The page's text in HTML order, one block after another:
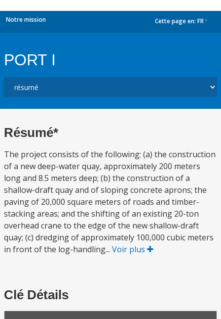
Notre mission Cette page en: FR
PORT I
Résumé*
The project consists of the following: (a) the construction
of a new deep-water quay, approximately 200 meters
long and 8.5 meters deep; (b) the construction of a
shallow-draft quay and of sloping concrete aprons; the
paving of 20,000 square meters of roads and timber-
stacking areas; and the shifting of an existing 20-ton
overhead crane to the edge of the new shallow-draft
quay; (c) dredging of approximately 100,000 cubic meters
in front of the log-handling... Voir plus
Clé Détails